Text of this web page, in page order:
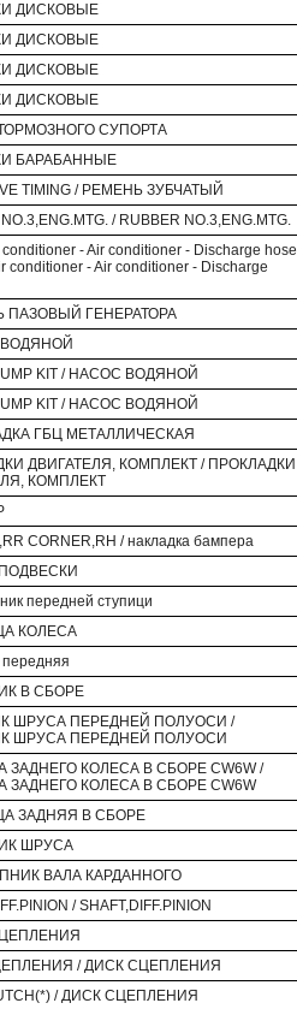
ДИСКОВЫЕ
ДИСКОВЫЕ
ДИСКОВЫЕ
ДИСКОВЫЕ
СУПОРТА
БАРАБАННЫЕ
TIMING / РЕМЕНЬ ЗУБЧАТЫЙ
/ RUBBER NO.3,ENG.MTG.
conditioner - Air conditioner - Discharge hose
conditioner - Air conditioner - Discharge
ПАЗОВЫЙ ГЕНЕРАТОРА
KIT / НАСОС ВОДЯНОЙ
KIT / НАСОС ВОДЯНОЙ
ГБЦ МЕТАЛЛИЧЕСКАЯ
ДВИГАТЕЛЯ, КОМПЛЕКТ / ПРОКЛАДКИ
КОМПЛЕКТ
CORNER,RH / накладка бампера
передней ступици
КОЛЕСА
передняя
В СБОРЕ
ШРУСА ПЕРЕДНЕЙ ПОЛУОСИ /
ШРУСА ПЕРЕДНЕЙ ПОЛУОСИ
ЗАДНЕГО КОЛЕСА В СБОРЕ CW6W /
ЗАДНЕГО КОЛЕСА В СБОРЕ CW6W
ЗАДНЯЯ В СБОРЕ
ШРУСА
ВАЛА КАРДАННОГО
/ SHAFT,DIFF.PINION
/ ДИСК СЦЕПЛЕНИЯ
/ ДИСК СЦЕПЛЕНИЯ